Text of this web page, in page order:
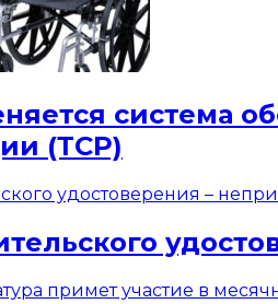
система
(ТСР)